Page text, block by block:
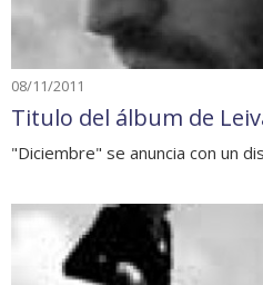
08/11/2011
Titulo del álbum de
"Diciembre" se anuncia con un